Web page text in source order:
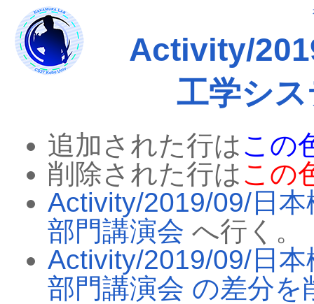
Activity/
工学シ
追加された行はこの
削除された行はこの
Activity/2019/09/日
部門講演会 へ行く。
Activity/2019/09/日
部門講演会 の差分を